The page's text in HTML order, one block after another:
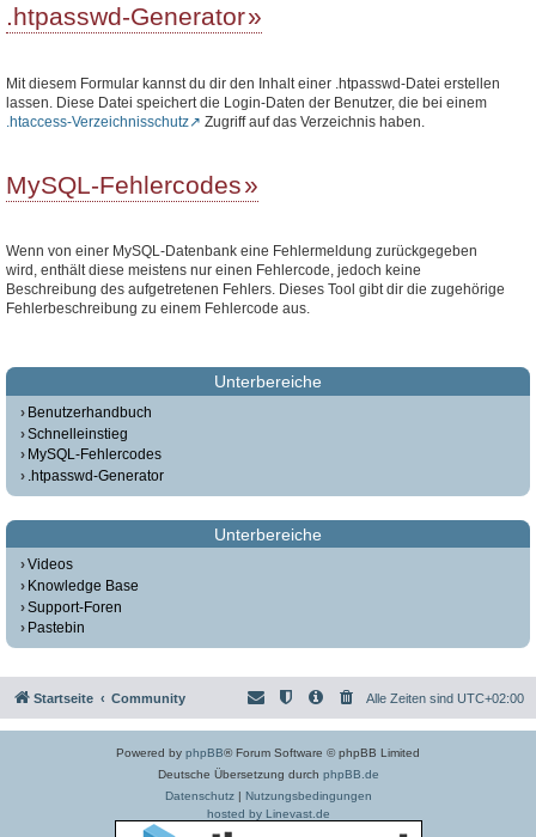
.htpasswd-Generator
Mit diesem Formular kannst du dir den Inhalt einer .htpasswd-Datei erstellen
lassen. Diese Datei speichert die Login-Daten der Benutzer, die bei einem
.htaccess-Verzeichnisschutz
Zugriff auf das Verzeichnis haben.
MySQL-Fehlercodes
Wenn von einer MySQL-Datenbank eine Fehlermeldung zurückgegeben
wird, enthält diese meistens nur einen Fehlercode, jedoch keine
Beschreibung des aufgetretenen Fehlers. Dieses Tool gibt dir die zugehörige
Fehlerbeschreibung zu einem Fehlercode aus.
Unterbereiche
Benutzerhandbuch
Schnelleinstieg
MySQL-Fehlercodes
.htpasswd-Generator
Unterbereiche
Videos
Knowledge Base
Support-Foren
Pastebin
Startseite Community Alle Zeiten sind UTC+02:00
Powered by phpBB® Forum Software © phpBB Limited
Deutsche Übersetzung durch phpBB.de
Datenschutz| Nutzungsbedingungen
hosted by Linevast.de